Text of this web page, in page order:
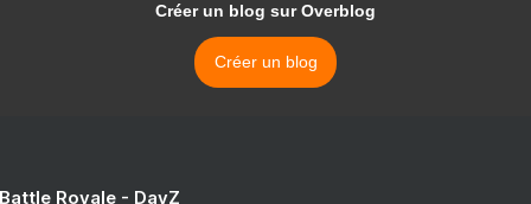
Créer un blog sur Overblog
Créer un blog
Royale - DayZ